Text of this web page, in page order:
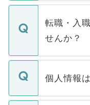
ます。通常
いただきま
マイナビ
うち約3割
けない「非
下記の理由
ません。
■応募殺到
関を公にし
転職・入
せんか？
転職・入職
ん。また、
定を承諾す
個人情報